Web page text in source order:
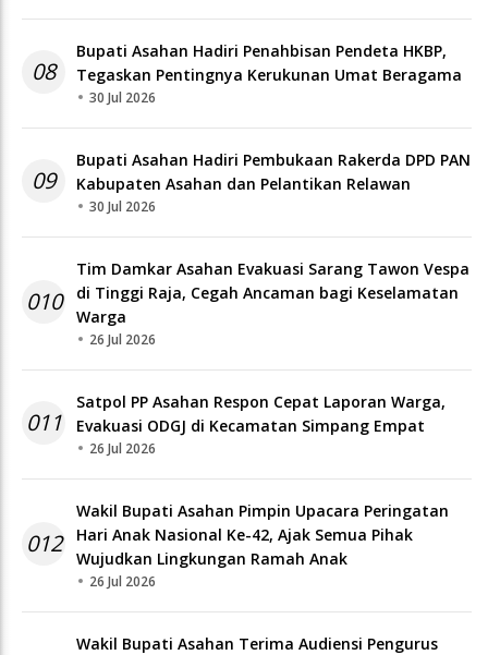
08
Bupati Asahan Hadiri Penahbisan Pendeta HKBP,
Tegaskan Pentingnya Kerukunan Umat Beragama
30 Jul 2026
09
Bupati Asahan Hadiri Pembukaan Rakerda DPD PAN
Kabupaten Asahan dan Pelantikan Relawan
30 Jul 2026
010
Tim Damkar Asahan Evakuasi Sarang Tawon Vespa
di Tinggi Raja, Cegah Ancaman bagi Keselamatan
Warga
26 Jul 2026
011
Satpol PP Asahan Respon Cepat Laporan Warga,
Evakuasi ODGJ di Kecamatan Simpang Empat
26 Jul 2026
012
Wakil Bupati Asahan Pimpin Upacara Peringatan
Hari Anak Nasional Ke-42, Ajak Semua Pihak
Wujudkan Lingkungan Ramah Anak
26 Jul 2026
Wakil Bupati Asahan Terima Audiensi Pengurus